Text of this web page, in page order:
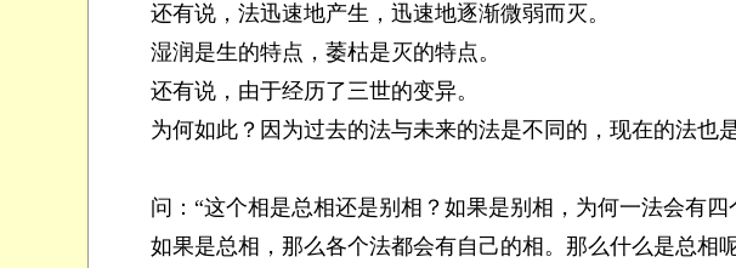
还有说，法迅速地产生，迅速地逐渐微弱而灭。
湿润是生的特点，萎枯是灭的特点。
还有说，由于经历了三世的变异。
为何如此？因为过去的法与未来的法是不同的，现在的法也
问：“这个相是总相还是别相？如果是别相，为何一法会有四
如果是总相，那么各个法都会有自己的相。那么什么是总相